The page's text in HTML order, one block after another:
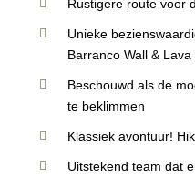
Rustigere route voor
Unieke
Barranco Wall & Lava
Beschouwd als de
te beklimmen
Klassiek avontuur!
Uitstekend team dat